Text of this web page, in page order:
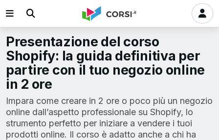
Presentazione del corso
Shopify: la guida definitiva per
partire con il tuo negozio online
in 2 ore
Impara come creare in 2 ore o poco più un negozio
online dall’aspetto professionale su Shopify, lo
strumento perfetto per iniziare a vendere i tuoi
prodotti online. Il corso è adatto anche a chi ha